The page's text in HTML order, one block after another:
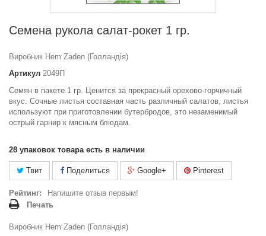
Семена рукола салат-рокет 1 гр.
Виробник Hem Zaden (Голландія)
Артикул 2049П
Семян в пакете 1 гр. Ценится за прекрасный орехово-горчичный
вкус. Сочные листья составная часть различный салатов, листья
используют при приготовлении бутербродов, это незаменимый
острый гарнир к мясным блюдам.
28 упаковок товара есть в наличии
Твит Поделиться Google+ Pinterest
Рейтинг:
Напишите отзыв первым!
Печать
Виробник Hem Zaden (Голландія)